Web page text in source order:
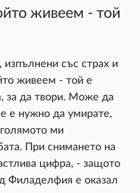
живеем - той
със страх и
живеем - той е
за да твори. Може да
е нужно да умирате,
ми
При снимането на
цифра, - защото
Филаделфия е оказал